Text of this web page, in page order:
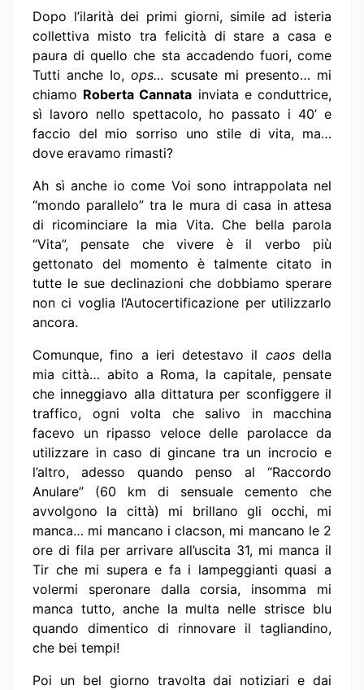
Dopo l’ilarità dei primi giorni, simile ad isteria
collettiva misto tra felicità di stare a casa e
paura di quello che sta accadendo fuori, come
Tutti anche Io, ops… scusate mi presento… mi
chiamo Roberta Cannata inviata e conduttrice,
sì lavoro nello spettacolo, ho passato i 40’ e
faccio del mio sorriso uno stile di vita, ma…
dove eravamo rimasti?
Ah sì anche io come Voi sono intrappolata nel
“mondo parallelo” tra le mura di casa in attesa
di ricominciare la mia Vita. Che bella parola
“Vita”, pensate che vivere è il verbo più
gettonato del momento è talmente citato in
tutte le sue declinazioni che dobbiamo sperare
non ci voglia l’Autocertificazione per utilizzarlo
ancora.
Comunque, fino a ieri detestavo il caosdella
mia città… abito a Roma, la capitale, pensate
che inneggiavo alla dittatura per sconfiggere il
traffico, ogni volta che salivo in macchina
facevo un ripasso veloce delle parolacce da
utilizzare in caso di gincane tra un incrocio e
l’altro, adesso quando penso al “Raccordo
Anulare” (60 km di sensuale cemento che
avvolgono la città) mi brillano gli occhi, mi
manca… mi mancano i clacson, mi mancano le 2
ore di fila per arrivare all’uscita 31, mi manca il
Tir che mi supera e fa i lampeggianti quasi a
volermi speronare dalla corsia, insomma mi
manca tutto, anche la multa nelle strisce blu
quando dimentico di rinnovare il tagliandino,
che bei tempi!
Poi un bel giorno travolta dai notiziari e dai